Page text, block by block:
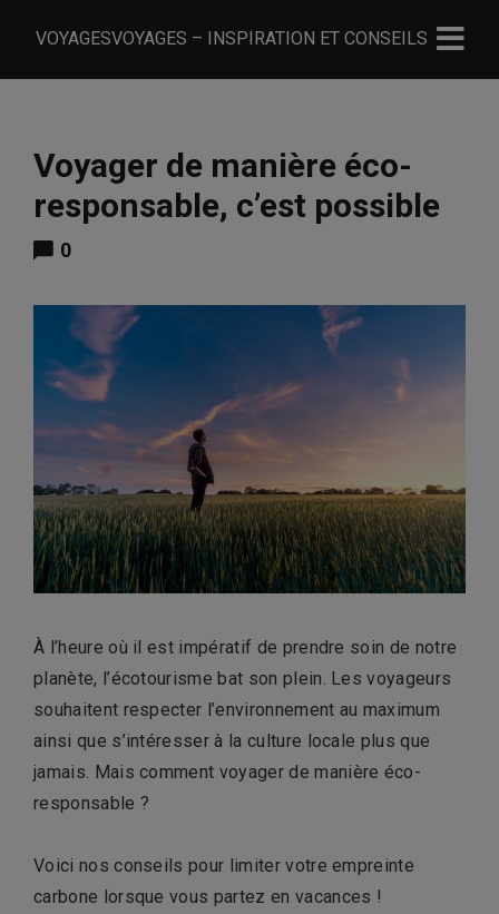
VOYAGESVOYAGES – INSPIRATION ET CONSEILS
Voyager de manière éco-
responsable, c’est possible
0
À l’heure où il est impératif de prendre soin de notre
planète, l’écotourisme bat son plein. Les voyageurs
souhaitent respecter l’environnement au maximum
ainsi que s’intéresser à la culture locale plus que
jamais. Mais comment voyager de manière éco-
responsable ?
Voici nos conseils pour limiter votre empreinte
carbone lorsque vous partez en vacances !